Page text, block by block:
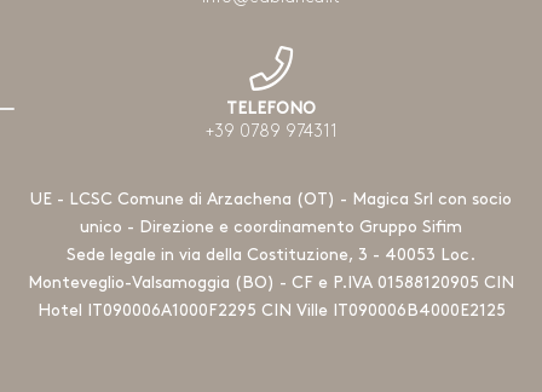
TELEFONO
+39 0789 974311
UE - LCSC Comune di Arzachena (OT) - Magica Srl con socio
unico - Direzione e coordinamento Gruppo Sifim
Sede legale in via della Costituzione, 3 - 40053 Loc.
Monteveglio-Valsamoggia (BO) - CF e P.IVA 01588120905 CIN
Hotel IT090006A1000F2295 CIN Ville IT090006B4000E2125